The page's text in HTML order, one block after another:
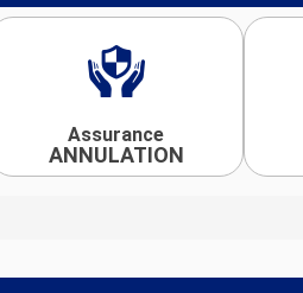
Assurance
ANNULATION